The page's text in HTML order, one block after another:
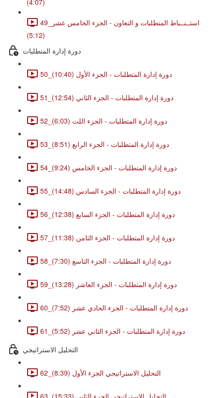
(4:07)
49_استــنــباط المتطلبات و التعاون - الجزء الخامس عشر
(5:12)
دورة إدارة المتطلبات
50_دورة إدارة المتطلبات - الجزء الأول (10:40)
51_دورة إدارة المتطلبات - الجزء الثاني (12:54)
52_دورة إدارة المتطلبات - الجزء اللث (6:03)
53_دورة إدارة المتطلبات - الجزء الرابع (8:51)
54_دورة إدارة المتطلبات - الجزء الخامس (9:24)
55_دورة إدارة المتطلبات - الجزء السادس (14:48)
56_دورة إدارة المتطلبات - الجزء السابع (12:38)
57_دورة إدارة المتطلبات - الجزء الثامن (11:38)
58_دورة إدارة المتطلبات - الجزء التاسع (7:30)
59_دورة إدارة المتطلبات - الجزء العاشر (13:28)
60_دورة إدارة المتطلبات - الجزء الحادي عشر (7:52)
61_دورة إدارة المتطلبات - الجزء الثاني عشر (5:52)
التحليل الاستراتيجي
62_التحليل الاستراتيجي الجزء الأول (8:39)
63_التحليل الاستراتيجي الجزء الثاني (15:33)